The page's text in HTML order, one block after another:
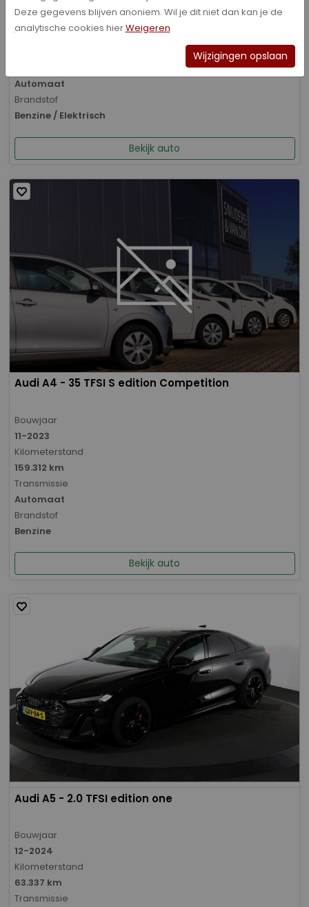
Bouwjaar
01-2026
Kilometerstand
Automaat
Brandstof
Benzine / Elektrisch
Bekijk auto
Audi A4 - 35 TFSI S edition Competition
Bouwjaar
11-2023
Kilometerstand
159.312 km
Transmissie
Automaat
Brandstof
Benzine
Bekijk auto
Audi A5 - 2.0 TFSI edition one
Bouwjaar
12-2024
Kilometerstand
63.337 km
Transmissie
Deze gegevens blijven anoniem. Wil je dit niet dan kan je de
analytische cookies hierWeigeren
Wijzigingen opslaan